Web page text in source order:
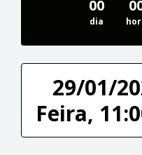
00
dia
29/01/
Feira,